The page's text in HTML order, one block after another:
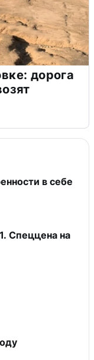
дорога
в себе
Спеццена на